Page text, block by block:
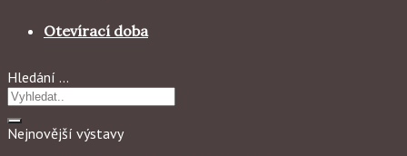
Otevírací doba
Hledání …
Nejnovější výstavy